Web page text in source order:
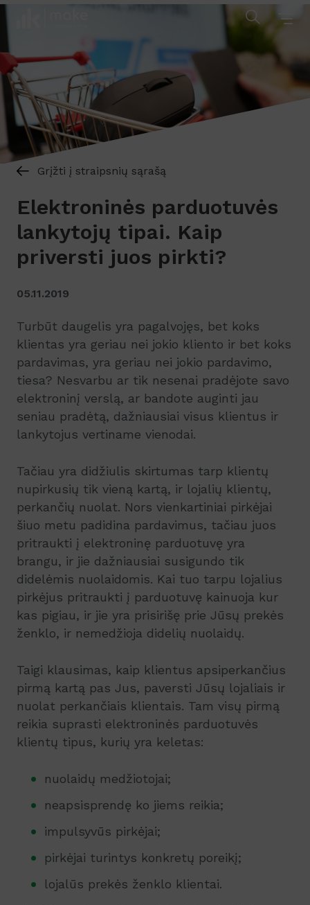
Grįžti į straipsnių sąrašą
Elektroninės parduotuvės
lankytojų tipai. Kaip
priversti juos pirkti?
05.11.2019
Turbūt daugelis yra pagalvojęs, bet koks
klientas yra geriau nei jokio kliento ir bet koks
pardavimas, yra geriau nei jokio pardavimo,
tiesa? Nesvarbu ar tik nesenai pradėjote savo
elektroninį verslą, ar bandote auginti jau
seniau pradėtą, dažniausiai visus klientus ir
lankytojus vertiname vienodai.
Tačiau yra didžiulis skirtumas tarp klientų
nupirkusių tik vieną kartą, ir lojalių klientų,
perkančių nuolat. Nors vienkartiniai pirkėjai
šiuo metu padidina pardavimus, tačiau juos
pritraukti į elektroninę parduotuvę yra
brangu, ir jie dažniausiai susigundo tik
didelėmis nuolaidomis. Kai tuo tarpu lojalius
pirkėjus pritraukti į parduotuvę kainuoja kur
kas pigiau, ir jie yra prisirišę prie Jūsų prekės
ženklo, ir nemedžioja didelių nuolaidų.
Taigi klausimas, kaip klientus apsiperkančius
pirmą kartą pas Jus, paversti Jūsų lojaliais ir
nuolat perkančiais klientais. Tam visų pirmą
reikia suprasti elektroninės parduotuvės
klientų tipus, kurių yra keletas:
nuolaidų medžiotojai;
neapsisprendę ko jiems reikia;
impulsyvūs pirkėjai;
pirkėjai turintys konkretų poreikį;
lojalūs prekės ženklo klientai.